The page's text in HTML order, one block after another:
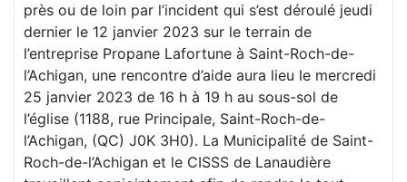
près ou de loin par l’incident qui s’est déroulé jeudi
dernier le 12 janvier 2023 sur le terrain de
l’entreprise Propane Lafortune à Saint-Roch-de-
l’Achigan, une rencontre d’aide aura lieu le mercredi
25 janvier 2023 de 16 h à 19 h au sous-sol de
l’église (1188, rue Principale, Saint-Roch-de-
l’Achigan, (QC) J0K 3H0). La Municipalité de Saint-
Roch-de-l’Achigan et le CISSS de Lanaudière